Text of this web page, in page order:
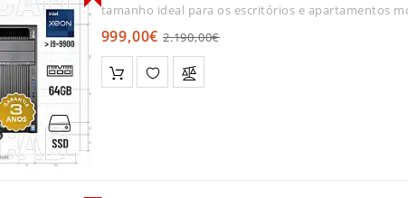
tamanho ideal para os escritórios e apartamentos
é extremamente ..
999,00€ 2.190,00€